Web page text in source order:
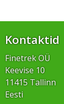
Kontaktid
Finetrek OÜ
Keevise 10
11415 Tallinn
Eesti